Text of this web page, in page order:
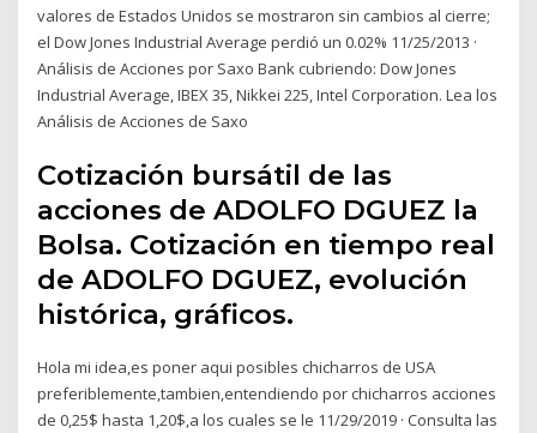
valores de Estados Unidos se mostraron sin cambios al cierre;
el Dow Jones Industrial Average perdió un 0.02% 11/25/2013 ·
Análisis de Acciones por Saxo Bank cubriendo: Dow Jones
Industrial Average, IBEX 35, Nikkei 225, Intel Corporation. Lea los
Análisis de Acciones de Saxo
Cotización bursátil de las
acciones de ADOLFO DGUEZ la
Bolsa. Cotización en tiempo real
de ADOLFO DGUEZ, evolución
histórica, gráficos.
Hola mi idea,es poner aqui posibles chicharros de USA
preferiblemente,tambien,entendiendo por chicharros acciones
de 0,25$ hasta 1,20$,a los cuales se le 11/29/2019 · Consulta las